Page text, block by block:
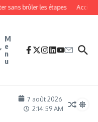
sans brûler les étapes Accès
M
e
n
u
7 août 2026
2:14:59 AM